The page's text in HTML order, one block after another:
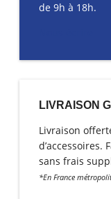
de 9h à 18h.
LIVRAISON
Livraison
d’accessoires.
sans frais
*En France